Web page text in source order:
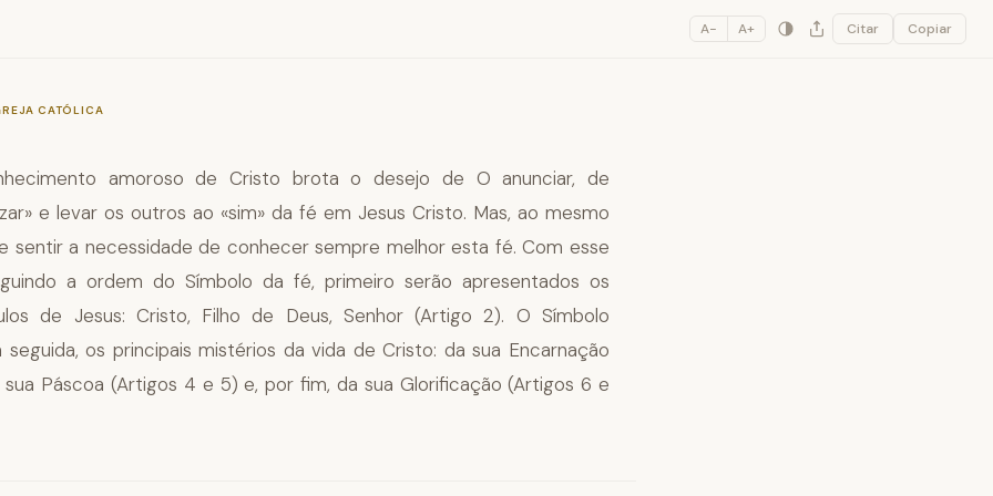
A− A+ Citar Copiar
CATÓLICA
amoroso de Cristo brota o desejo de O anunciar, de
e levar os outros ao «sim» da fé em Jesus Cristo. Mas, ao mesmo
sentir a necessidade de conhecer sempre melhor esta fé. Com esse
a ordem do Símbolo da fé, primeiro serão apresentados os
de Jesus: Cristo, Filho de Deus, Senhor (Artigo 2). O Símbolo
seguida, os principais mistérios da vida de Cristo: da sua Encarnação
Páscoa (Artigos 4 e 5) e, por fim, da sua Glorificação (Artigos 6 e